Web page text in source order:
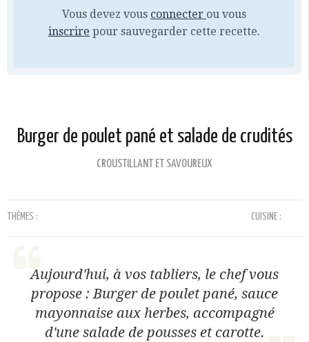
Vous devez vous connecter ou vous
inscrire pour sauvegarder cette recette.
Burger de poulet pané et salade de crudités
CROUSTILLANT ET SAVOUREUX
THÈMES : CUISINE :
Aujourd'hui, à vos tabliers, le chef vous
propose : Burger de poulet pané, sauce
mayonnaise aux herbes, accompagné
d'une salade de pousses et carotte.